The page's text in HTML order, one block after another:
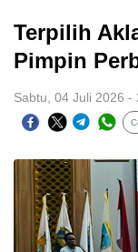
Terpilih
Pimpin
Sabtu, 04 Juli 2026 -